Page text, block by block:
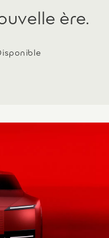
ère.